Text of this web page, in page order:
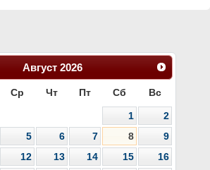
Август 2026
Ср Чт Пт Сб Вс
1
2
5 6 7 8
9
12 13 14 15
16